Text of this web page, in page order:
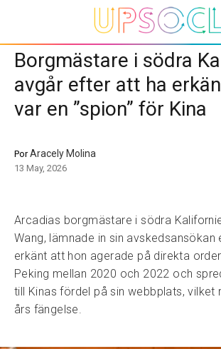
Borgmästare i södra
avgår efter att ha
var en ”spion” för Kina
PorAracely Molina
13 May, 2026
Arcadias borgmästare i södra
Wang, lämnade in sin avskedsansökan
erkänt att hon agerade på direkta
Peking mellan 2020 och 2022 och
till Kinas fördel på sin webbplats, vilket
års fängelse.